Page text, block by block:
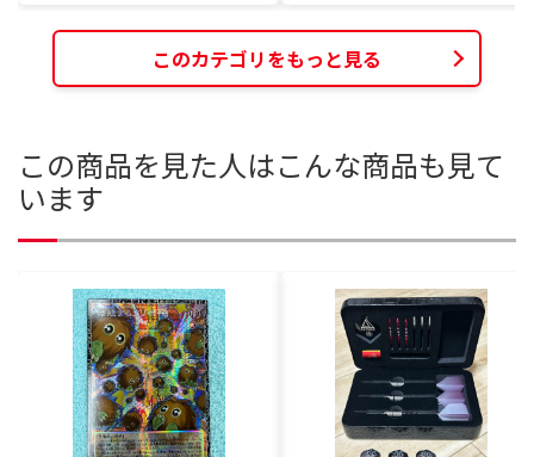
このカテゴリをもっと見る
この商品を見た人はこんな商品も見て
います